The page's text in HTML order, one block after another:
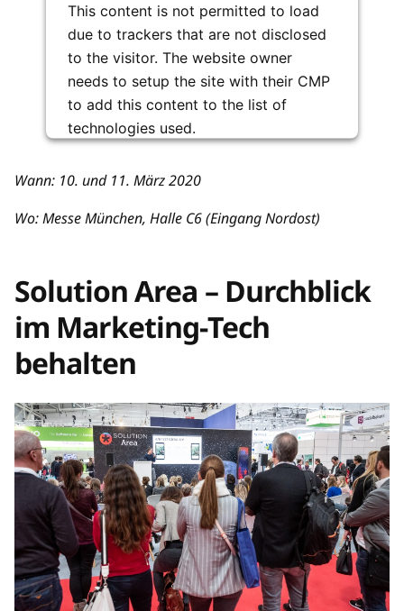
This content is not permitted to load
due to trackers that are not disclosed
to the visitor. The website owner
needs to setup the site with their CMP
to add this content to the list of
technologies used.
Management Platform
Wann: 10. und 11. März 2020
Wo: Messe München, Halle C6 (Eingang Nordost)
Solution Area – Durchblick
im Marketing-Tech
behalten